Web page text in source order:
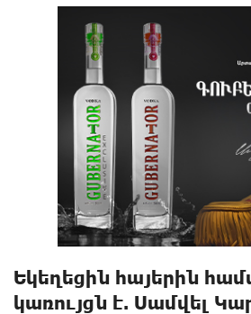
Եկեղեցին հայերին
կառույցն է. Սամվել